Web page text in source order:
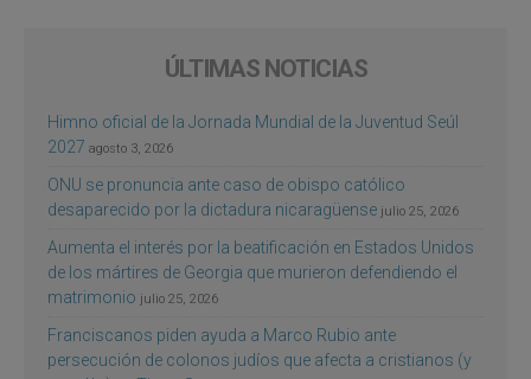
ÚLTIMAS NOTICIAS
Himno oficial de la Jornada Mundial de la Juventud Seúl
2027 agosto 3, 2026
ONU se pronuncia ante caso de obispo católico
desaparecido por la dictadura nicaragüense julio 25, 2026
Aumenta el interés por la beatificación en Estados Unidos
de los mártires de Georgia que murieron defendiendo el
matrimonio julio 25, 2026
Franciscanos piden ayuda a Marco Rubio ante
persecución de colonos judíos que afecta a cristianos (y